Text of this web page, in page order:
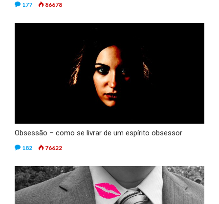
177 86678
Obsessão – como se livrar de um espírito obsessor
182 76622